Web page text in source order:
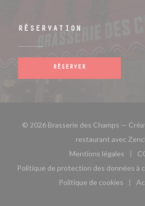
RÉSERVATION
RÉSERVER
© 2026 Brasserie des Champs —
restaurant avec
Mentions légales
((ouvre une
Politique de protection des données à
Politique de cookies
((ouvre une